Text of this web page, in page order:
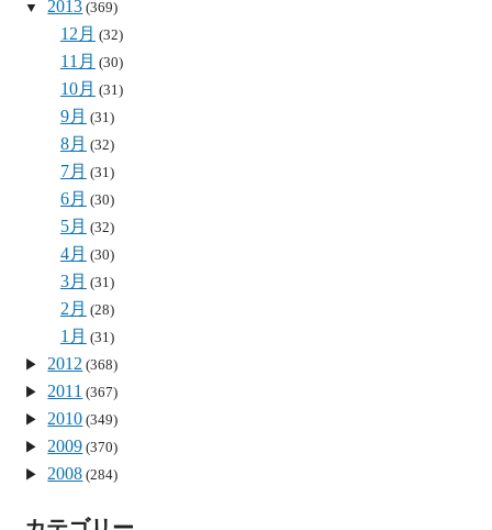
2013 (369)
12月 (32)
11月 (30)
10月 (31)
9月 (31)
8月 (32)
7月 (31)
6月 (30)
5月 (32)
4月 (30)
3月 (31)
2月 (28)
1月 (31)
2012 (368)
2011 (367)
2010 (349)
2009 (370)
2008 (284)